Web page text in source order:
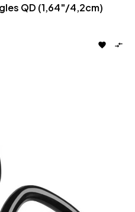
QD (1,64"/4,2cm)
 